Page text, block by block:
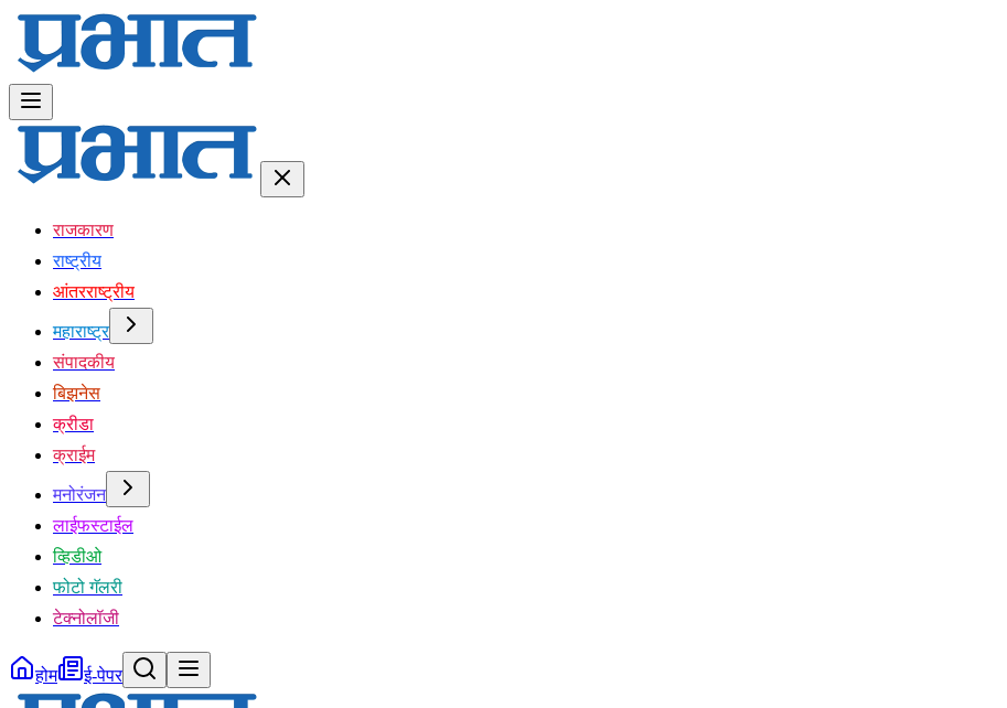
राजकारण
राष्ट्रीय
आंतरराष्ट्रीय
महाराष्ट्र
संपादकीय
बिझनेस
क्रीडा
क्राईम
मनोरंजन
लाईफस्टाईल
व्हिडीओ
फोटो गॅलरी
टेक्नोलॉजी
होम ई-पेपर